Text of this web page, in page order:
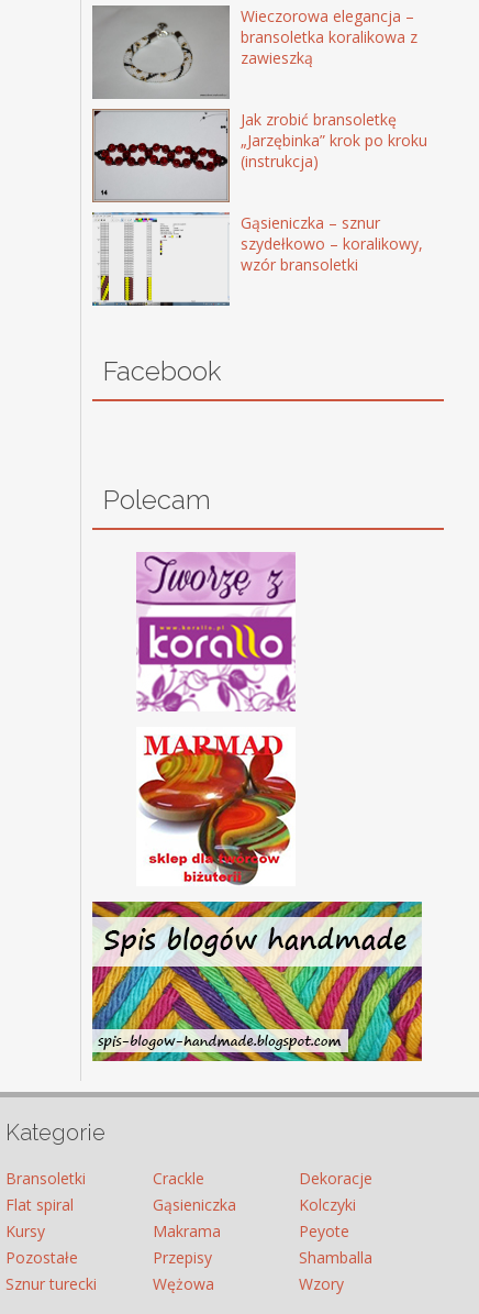
Wieczorowa elegancja –
bransoletka koralikowa z
zawieszką
Jak zrobić bransoletkę
„Jarzębinka” krok po kroku
(instrukcja)
Gąsieniczka – sznur
szydełkowo – koralikowy,
wzór bransoletki
Facebook
Polecam
Kategorie
Bransoletki Crackle
Dekoracje
Flat spiral
Gąsieniczka
Kolczyki
Kursy
Makrama
Peyote
Pozostałe
Przepisy
Shamballa
Sznur turecki
Wężowa Wzory